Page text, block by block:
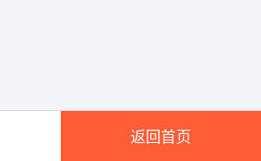
返回首页